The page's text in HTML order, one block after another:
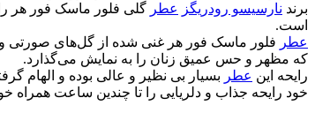
برند نارسیسو رودریگز عطر گلی فلور ماسک فور هر را برای اولین بار
است.
عطر فلور ماسک فور هر غنی شده از گل‌های صورتی و
که مظهر و حس عمیق زنان را به نمایش می‌گذارد.
رایحه این عطر بسیار بی نظیر و عالی بوده و الهام
خود رایحه جذاب و دلریایی را تا چندین ساعت همراه